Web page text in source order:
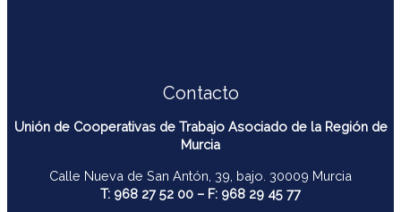
Contacto
Unión de Cooperativas de Trabajo Asociado de la Región de
Murcia
Calle Nueva de San Antón, 39, bajo. 30009 Murcia
T: 968 27 52 00 – F: 968 29 45 77